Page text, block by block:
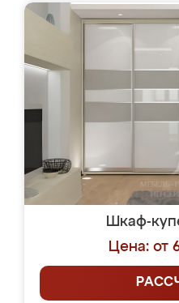
Шкаф-
Цена: от